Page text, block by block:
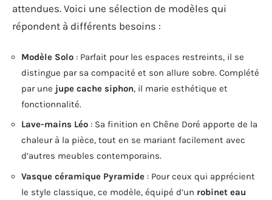
attendues. Voici une sélection de modèles qui
répondent à différents besoins :
Modèle Solo : Parfait pour les espaces restreints, il se
distingue par sa compacité et son allure sobre. Complété
par une jupe cache siphon, il marie esthétique et
fonctionnalité.
Lave-mains Léo : Sa finition en Chêne Doré apporte de la
chaleur à la pièce, tout en se mariant facilement avec
d’autres meubles contemporains.
Vasque céramique Pyramide : Pour ceux qui apprécient
le style classique, ce modèle, équipé d’un robinet eau